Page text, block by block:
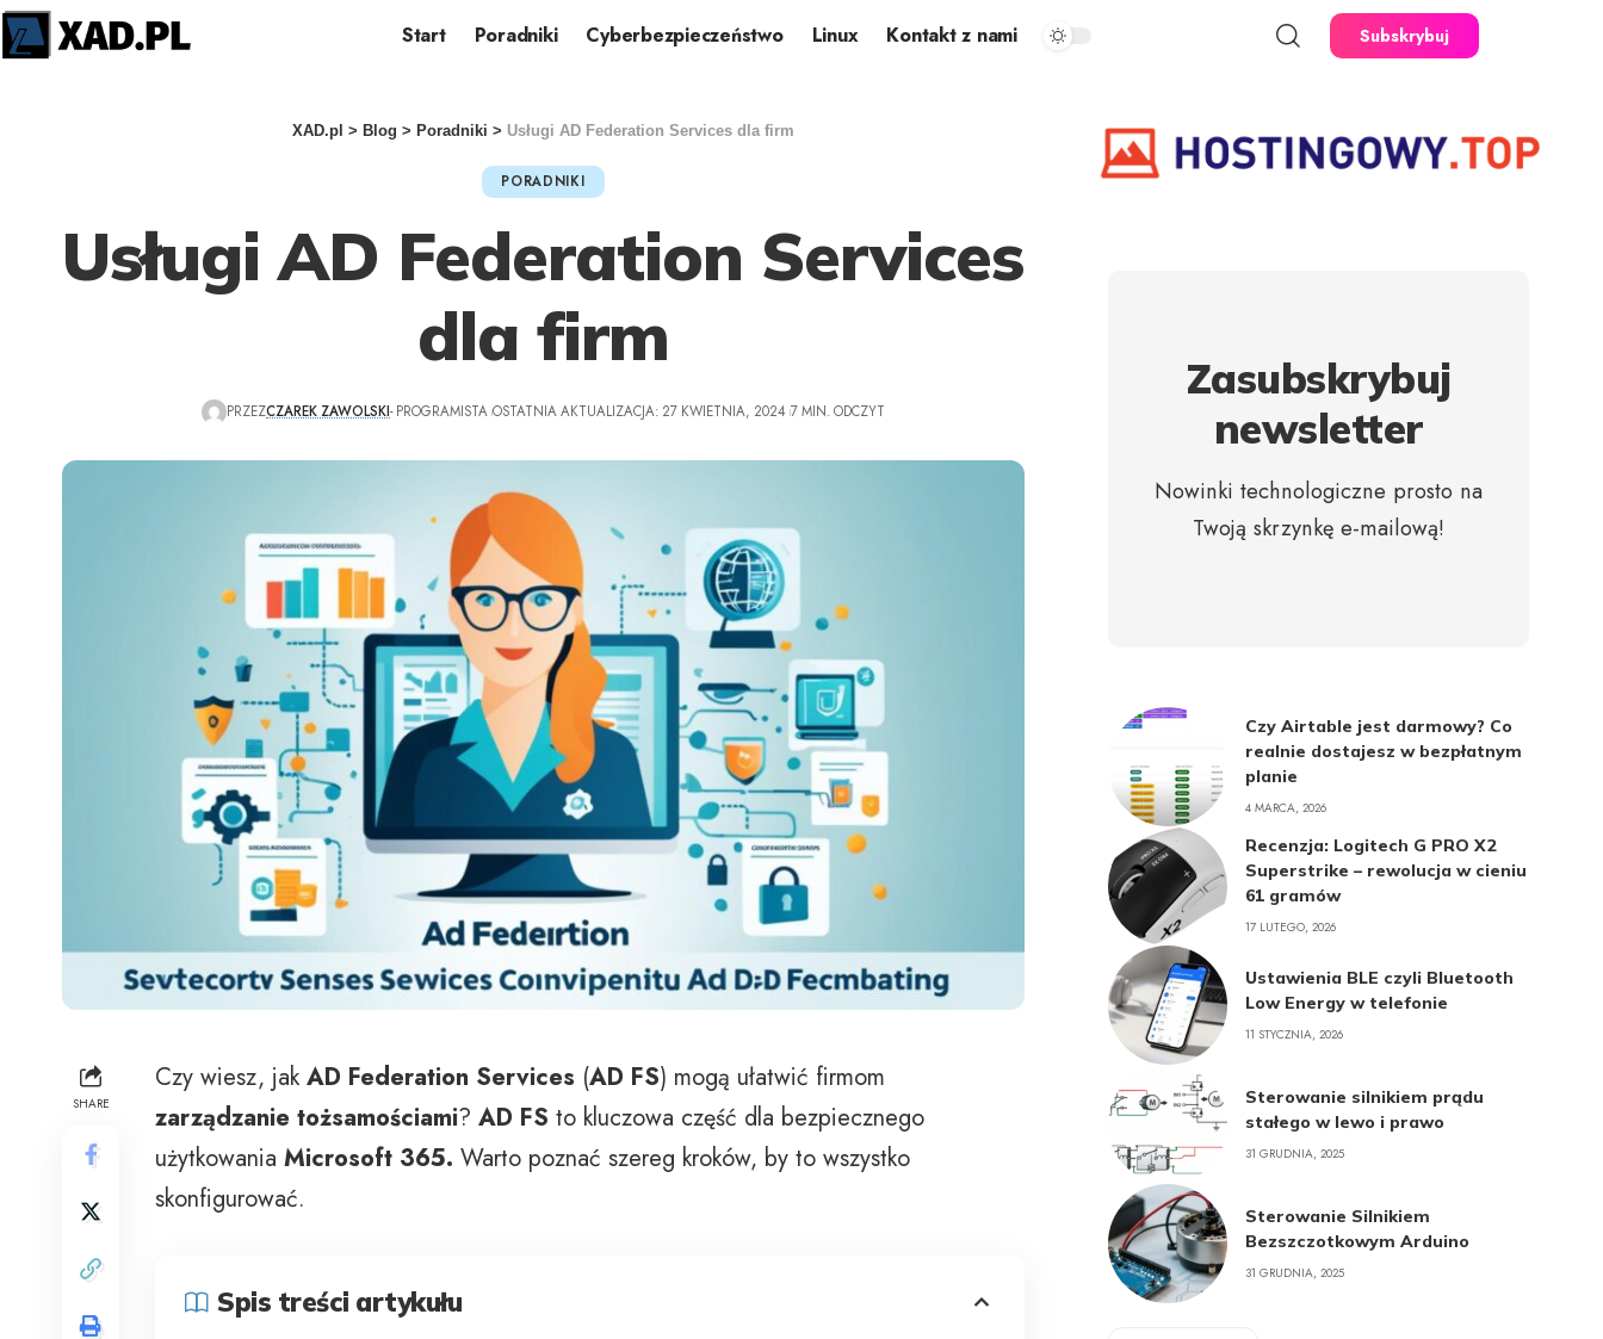
Start Poradniki Cyberbezpieczeństwo Linux Kontakt z nami Subskrybuj
XAD.pl > Blog > Poradniki > Usługi AD Federation Services dla firm
PORADNIKI
Usługi AD Federation Services
dla firm
PRZEZCZAREK ZAWOLSKI- PROGRAMISTA OSTATNIA AKTUALIZACJA: 27 KWIETNIA, 2024 7 MIN. ODCZYT
SHARE
Czy wiesz, jakAD Federation Services (AD FS) mogą ułatwić firmom
zarządzanie tożsamościami? AD FS to kluczowa część dla bezpiecznego
użytkowania Microsoft 365. Warto poznać szereg kroków, by to wszystko
skonfigurować.
Spis treści artykułu
Zasubskrybuj
newsletter
Nowinki technologiczne prosto na
Twoją skrzynkę e-mailową!
Czy Airtable jest darmowy? Co
realnie dostajesz w bezpłatnym
planie
4 MARCA, 2026
Recenzja: Logitech G PRO X2
Superstrike – rewolucja w cieniu
61 gramów
17 LUTEGO, 2026
Ustawienia BLE czyli Bluetooth
Low Energy w telefonie
11 STYCZNIA, 2026
Sterowanie silnikiem prądu
stałego w lewo i prawo
31 GRUDNIA, 2025
Sterowanie Silnikiem
Bezszczotkowym Arduino
31 GRUDNIA, 2025